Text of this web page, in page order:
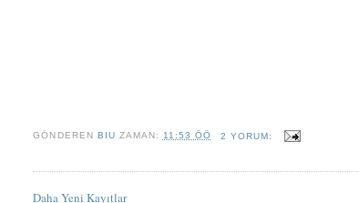
GÖNDEREN BIU ZAMAN: 11:53 ÖÖ 2 YORUM:
Daha Yeni Kayıtlar